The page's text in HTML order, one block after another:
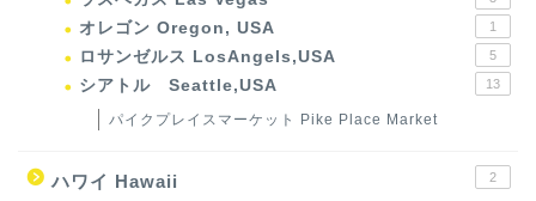
オレゴン Oregon, USA 1
ロサンゼルス LosAngels,USA 5
シアトル Seattle,USA 13
パイクプレイスマーケット Pike Place Market
ハワイ Hawaii 2